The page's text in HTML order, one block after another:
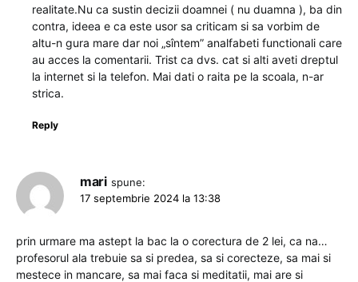
realitate.Nu ca sustin decizii doamnei ( nu duamna ), ba din
contra, ideea e ca este usor sa criticam si sa vorbim de
altu-n gura mare dar noi „sîntem” analfabeti functionali care
au acces la comentarii. Trist ca dvs. cat si alti aveti dreptul
la internet si la telefon. Mai dati o raita pe la scoala, n-ar
strica.
Reply
mari spune:
17 septembrie 2024 la 13:38
prin urmare ma astept la bac la o corectura de 2 lei, ca na…
profesorul ala trebuie sa si predea, sa si corecteze, sa mai si
mestece in mancare, sa mai faca si meditatii, mai are si